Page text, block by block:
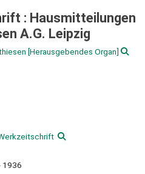
: Hausmitteilungen
A.G. Leipzig
[Herausgebendes Organ]
1936